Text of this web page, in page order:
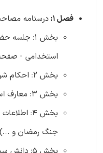
فصل 1:
درسنامه
بخش 1:
استخدامی - صفحه
بخش 2: احکام شرعی - صفحه 9
بخش 3: معارف اسلامی - صفحه 60
جنگ رمضان و ...)